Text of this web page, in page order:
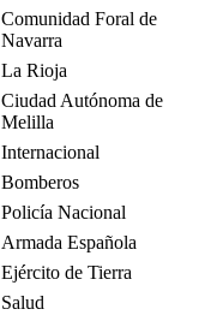
Comunidad Foral de
Navarra
La Rioja
Ciudad Autónoma de
Melilla
Internacional
Bomberos
Policía Nacional
Armada Española
Ejército de Tierra
Salud